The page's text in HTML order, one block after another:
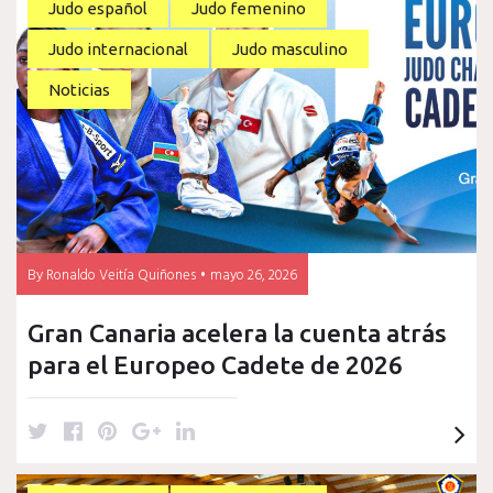
t
t
e
r
e
b
o
o
k
t
e
r
s
t
l
e
+
k
e
d
I
n
ByRonaldo Veitía Quiñones mayo 26, 2026
Judo español Judo femenino
Judo internacional Judo masculino
Noticias
Gran Canaria acelera la cuenta atrás
para el Europeo Cadete de 2026
i
F
c
P
n
G
o
L
n